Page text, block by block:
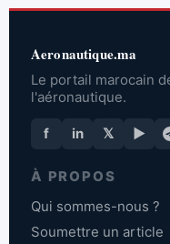
Aeronautique.ma
Le portail marocain
l'aéronautique.
f in 𝕏 ▶
À PROPOS
Qui sommes-nous ?
Soumettre un article